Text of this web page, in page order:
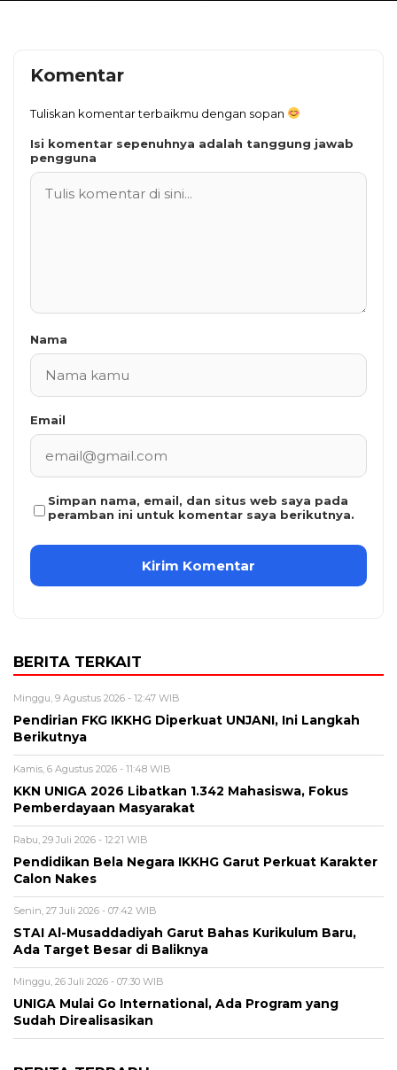
Komentar
Tuliskan komentar terbaikmu dengan sopan
Isi komentar sepenuhnya adalah tanggung jawab
pengguna
Nama
Email
Simpan nama, email, dan situs web saya pada
peramban ini untuk komentar saya berikutnya.
BERITA TERKAIT
Minggu, 9 Agustus 2026 - 12:47 WIB
Pendirian FKG IKKHG Diperkuat UNJANI, Ini Langkah
Berikutnya
Kamis, 6 Agustus 2026 - 11:48 WIB
KKN UNIGA 2026 Libatkan 1.342 Mahasiswa, Fokus
Pemberdayaan Masyarakat
Rabu, 29 Juli 2026 - 12:21 WIB
Pendidikan Bela Negara IKKHG Garut Perkuat Karakter
Calon Nakes
Senin, 27 Juli 2026 - 07:42 WIB
STAI Al-Musaddadiyah Garut Bahas Kurikulum Baru,
Ada Target Besar di Baliknya
Minggu, 26 Juli 2026 - 07:30 WIB
UNIGA Mulai Go International, Ada Program yang
Sudah Direalisasikan